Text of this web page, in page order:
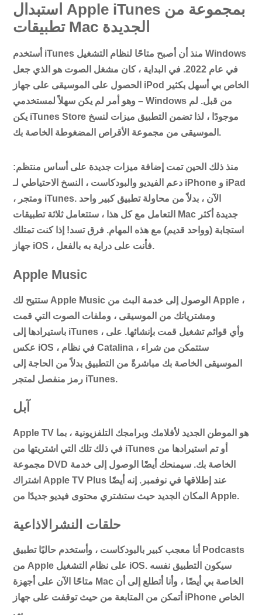
استبدال Apple iTunes بمجموعة من
تطبيقات Mac الجديدة
أستخدم iTunes منذ أن أصبح متاحًا لنظام التشغيل Windows
في عام 2022. في البداية ، كان مشغل الصوت هو الذي جعل
الحصول على الموسيقى على جهاز iPod الخاص بي أسهل بكثير
– وهو أمر لم يكن سهلاً لمستخدمي Windows من قبل. لم
يكن iTunes Store موجودًا ، لذا تضمن التطبيق ميزات لنسخ
الموسيقى من مجموعة الأقراص المضغوطة الخاصة بك.
منذ ذلك الحين تمت إضافة ميزات جديدة على أساس منتظم:
دعم الفيديو والبودكاست ، النسخ الاحتياطي لـ iPhone و iPad
، ومتجر iTunes. الآن ، بدلاً من محاولة تطبيق كبير واحد
التعامل مع كل هذا ، ستتعامل ثلاثة تطبيقات Mac جديدة أكثر
استجابة (وواحد قديم) مع هذه المهام. فرق تسد! إذا كنت تمتلك
جهاز iOS ، فأنت على دراية به بالفعل.
Apple Music
ستتيح لك Apple Music الوصول إلى خدمة البث من Apple ،
ومشترياتك من الموسيقى ، وملفات الصوت التي قمت
باستيرادها إلى iTunes ، وأي قوائم تشغيل قمت بإنشائها. على
عكس iOS ، في نظام Catalina ، ستتمكن من شراء
الموسيقى الخاصة بك مباشرةً من التطبيق بدلاً من الحاجة إلى
رمز منفصل لمتجر iTunes.
آبل
Apple TV هو الموطن الجديد لأفلامك وبرامجك التلفزيونية ، بما
في ذلك تلك التي اشتريتها من iTunes أو تم استيرادها من
مجموعة DVD الخاصة بك. سيمنحك أيضًا الوصول إلى خدمة
اشتراك Apple TV Plus عند إطلاقها في نوفمبر. إنه أيضًا
المكان الجديد حيث ستشتري محتوى فيديو جديدًا من Apple.
حلقات النشرالاذاعية
أنا معجب كبير بالبودكاست ، وأستخدم حاليًا تطبيق Podcasts
من Apple على نظام التشغيل iOS. سيكون التطبيق نفسه
متاحًا الآن على أجهزة Mac الخاصة بي أيضًا ، وأنا أتطلع إلى أن
أتمكن من المتابعة من حيث توقفت على جهاز iPhone الخاص